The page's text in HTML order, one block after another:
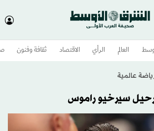
العالم الرأي الاقتصاد ثقافة وفنون
عالمية
رحيل سيرخيو راموس